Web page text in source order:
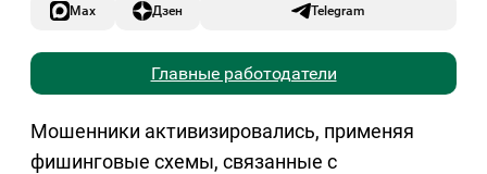
Max Дзен Telegram
Главные работодатели
Мошенники активизировались, применяя
фишинговые схемы, связанные с